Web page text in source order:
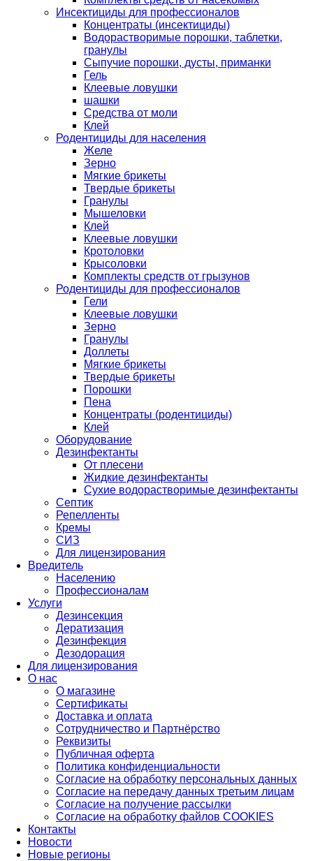
Инсектициды для профессионалов
Концентраты (инсектициды)
Водорастворимые порошки, таблетки,
гранулы
Сыпучие порошки, дусты, приманки
Гель
Клеевые ловушки
шашки
Средства от моли
Клей
Родентициды для населения
Желе
Зерно
Мягкие брикеты
Твердые брикеты
Гранулы
Мышеловки
Клей
Клеевые ловушки
Кротоловки
Крысоловки
Комплекты средств от грызунов
Родентициды для профессионалов
Гели
Клеевые ловушки
Зерно
Гранулы
Доллеты
Мягкие брикеты
Твердые брикеты
Порошки
Пена
Концентраты (родентициды)
Клей
Оборудование
Дезинфектанты
От плесени
Жидкие дезинфектанты
Сухие водорастворимые дезинфектанты
Септик
Репелленты
Кремы
СИЗ
Для лицензирования
Вредитель
Населению
Профессионалам
Услуги
Дезинсекция
Дератизация
Дезинфекция
Дезодорация
Для лицензирования
О нас
О магазине
Сертификаты
Доставка и оплата
Сотрудничество и Партнёрство
Реквизиты
Публичная оферта
Политика конфиденциальности
Согласие на обработку персональных данных
Согласие на передачу данных третьим лицам
Согласие на получение рассылки
Согласие на обработку файлов COOKIES
Контакты
Новости
Новые регионы